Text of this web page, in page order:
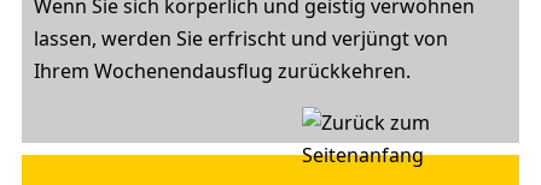
Wenn Sie sich körperlich und geistig verwöhnen
lassen, werden Sie erfrischt und verjüngt von
Ihrem Wochenendausflug zurückkehren.